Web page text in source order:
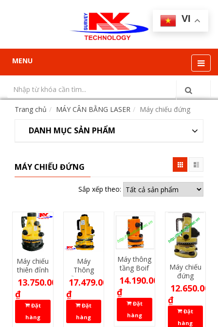
MENU
VI
Trang chủ MÁY CÂN BẰNG LASER Máy chiếu đứng
DANH MỤC SẢN PHẨM
MÁY CHIẾU ĐỨNG
Sắp xếp theo:
Máy chiếu
thiên đỉnh
13.750.000
₫
Đặt
hàng
Máy
Thông
Tầng FOIF
DZJ2
17.479.000
₫
Đặt
hàng
Máy thông
tầng Boif
DZJ3
14.190.000
₫
Đặt
hàng
Máy chiếu
đứng
DZJ300
12.650.000
₫
Đặt
hàng